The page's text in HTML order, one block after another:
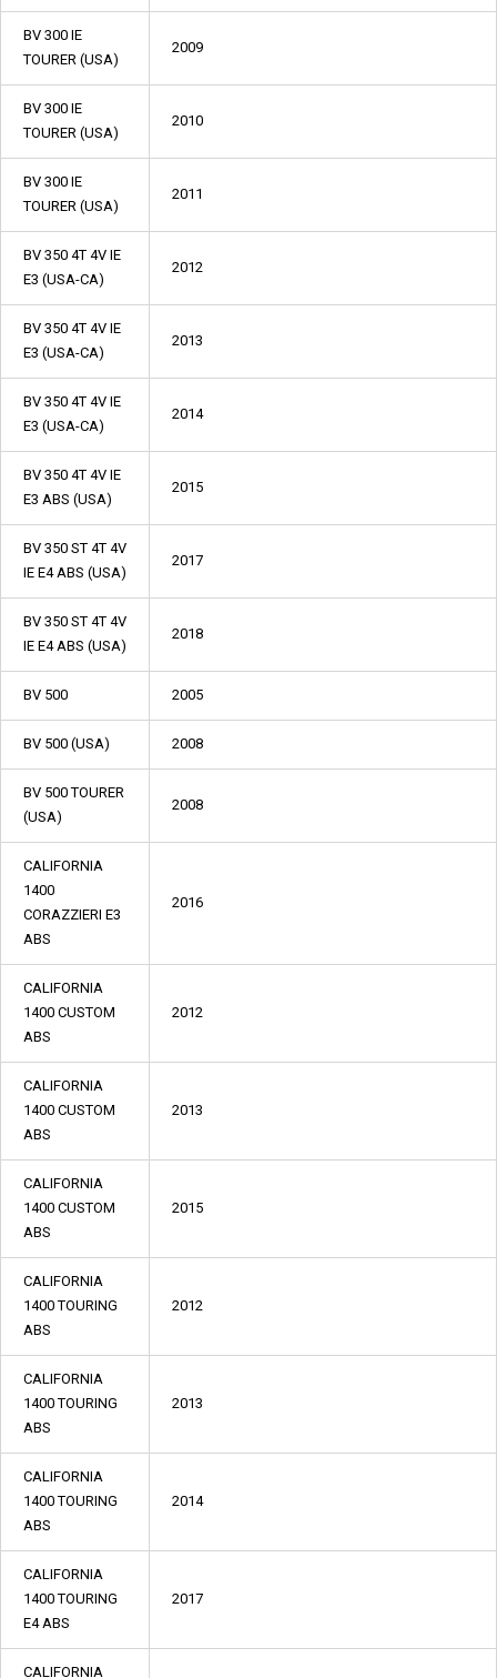
BV 300 IE
TOURER (USA)
2009
BV 300 IE
TOURER (USA)
2010
BV 300 IE
TOURER (USA)
2011
BV 350 4T 4V IE
E3 (USA-CA)
2012
BV 350 4T 4V IE
E3 (USA-CA)
2013
BV 350 4T 4V IE
E3 (USA-CA)
2014
BV 350 4T 4V IE
E3 ABS (USA)
2015
BV 350 ST 4T 4V
IE E4 ABS (USA)
2017
BV 350 ST 4T 4V
IE E4 ABS (USA)
2018
BV 500 2005
BV 500 (USA) 2008
BV 500 TOURER
(USA)
2008
CALIFORNIA
1400
CORAZZIERI E3
ABS
2016
CALIFORNIA
1400 CUSTOM
ABS
2012
CALIFORNIA
1400 CUSTOM
ABS
2013
CALIFORNIA
1400 CUSTOM
ABS
2015
CALIFORNIA
1400 TOURING
ABS
2012
CALIFORNIA
1400 TOURING
ABS
2013
CALIFORNIA
1400 TOURING
ABS
2014
CALIFORNIA
1400 TOURING
E4 ABS
2017
CALIFORNIA